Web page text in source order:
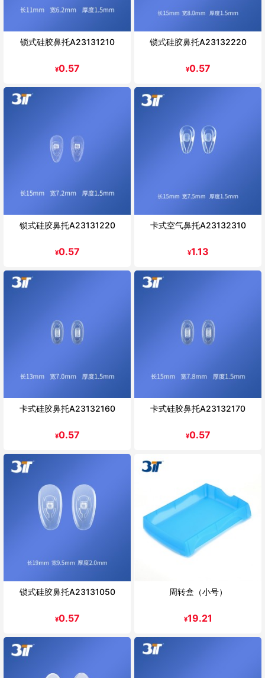
锁式硅胶鼻托A23131210
¥0.57
锁式硅胶鼻托A23132220
¥0.57
锁式硅胶鼻托A23131220
¥0.57
卡式空气鼻托A23132310
¥1.13
卡式硅胶鼻托A23132160
¥0.57
卡式硅胶鼻托A23132170
¥0.57
锁式硅胶鼻托A23131050
¥0.57
周转盒（小号）
¥19.21